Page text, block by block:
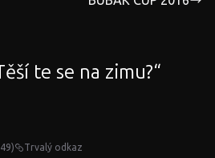
te se na zimu?“
Trvalý odkaz